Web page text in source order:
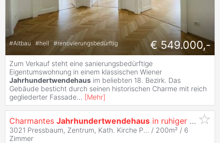
#Altbau #hell #renovierungsbedürftig € 549.000,-
Zum Verkauf steht eine sanierungsbedürftige
Eigentumswohnung in einem klassischen Wiener
Jahrhundertwendehaus im beliebten 18. Bezirk. Das
Gebäude besticht durch seinen historischen Charme mit reich
gegliederter Fassade... [Mehr]
Charmantes Jahrhundertwendehaus in ruhiger Zentrumslage
3021 Pressbaum, Zentrum, Kath. Kirche P... / 200m² / 6
Zimmer